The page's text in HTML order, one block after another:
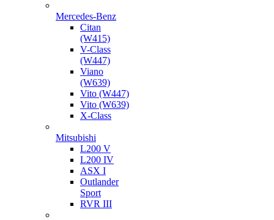
Mercedes-Benz
Citan
(W415)
V-Class
(W447)
Viano
(W639)
Vito (W447)
Vito (W639)
X-Class
Mitsubishi
L200 V
L200 IV
ASX I
Outlander
Sport
RVR III